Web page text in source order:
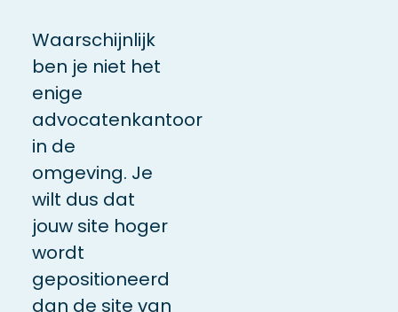
Waarschijnlijk
ben je niet het
enige
advocatenkantoor
in de
omgeving. Je
wilt dus dat
jouw site hoger
wordt
gepositioneerd
dan de site van